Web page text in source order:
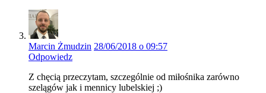
Marcin Żmudzin 28/06/2018 o 09:57
Odpowiedz
Z chęcią przeczytam, szczególnie od miłośnika zarówno
szelągów jak i mennicy lubelskiej ;)